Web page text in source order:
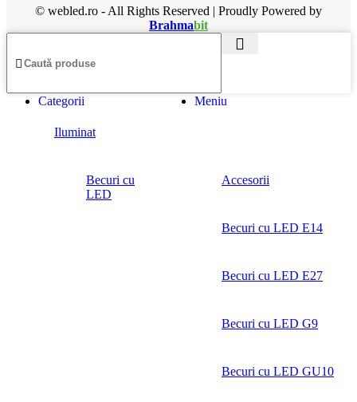
© webled.ro - All Rights Reserved | Proudly Powered by
Brahmabit
Meniu
Categorii
Iluminat
Becuri cu
LED
Accesorii
Becuri cu LED E14
Becuri cu LED E27
Becuri cu LED G9
Becuri cu LED GU10